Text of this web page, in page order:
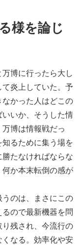
様を論じ
博に行ったら大し
炎上していた。予
かった人はどこの
いか、そうした情
博は情報戦だっ
るために集う場を
たなければならな
か本末転倒の感が
のは、まさにこの
ので最新機器を問
残され、今流行の
なる。効率化や安